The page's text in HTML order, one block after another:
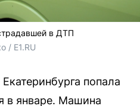
в ДТП
/ E1.RU
попала
в январе. Машина